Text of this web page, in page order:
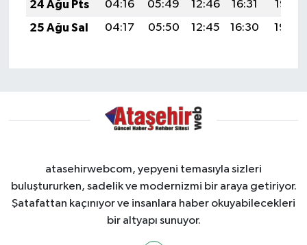
24 Ağu Pts
04:16 05:49 12:46 16:31
19:32
25 Ağu Sal
04:17 05:50 12:45 16:30 19:30
atasehirwebcom, yepyeni temasıyla sizleri
buluştururken, sadelik ve modernizmi bir araya getiriyor.
Şatafattan kaçınıyor ve insanlara haber okuyabilecekleri
bir altyapı sunuyor.